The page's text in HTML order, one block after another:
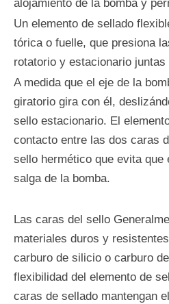
alojamiento de la bomba y
Un elemento de sellado
tórica o fuelle, que presiona
rotatorio y estacionario
A medida que el eje de la
giratorio gira con él,
sello estacionario. El
contacto entre las dos caras
sello hermético que evita que
salga de la bomba.
Las caras del sello
materiales duros y
carburo de silicio o carburo
flexibilidad del elemento de
caras de sellado mantengan